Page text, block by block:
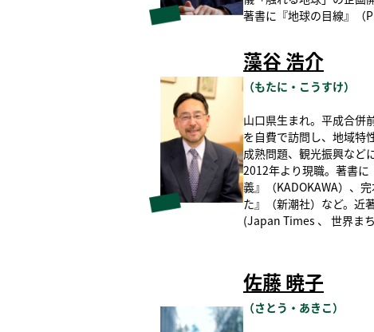
著書に『地球の目線』（
藻谷 浩介
（もたに・こうすけ）
山口県生まれ。平成合併
を自費で訪問し、地域特
成熟問題、観光振興など
2012年より現職。著書
義』（KADOKAWA）、
た』（新潮社）など。近
(Japan Times 、 世界ま
佐藤 暁子
（さとう・あきこ）